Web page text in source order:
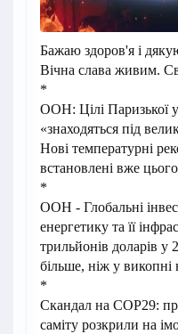
Бажаю здоров'я і
Вічна слава живим.
*
ООН: Цілі Паризької
«знаходяться під
Нові температурні
встановлені вже
*
ООН - Глобальні
енергетику та її
трильйонів доларів у
більше, ніж у викопні
*
Скандал на COP29:
саміту розкрили на